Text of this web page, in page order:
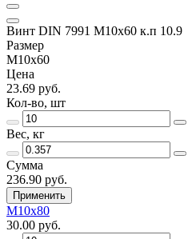
Винт DIN 7991 M10x60 к.п 10.9
Размер
M10x60
Цена
23.69 руб.
Кол-во, шт
Вес, кг
Сумма
236.90 руб.
Применить
M10x80
30.00 руб.